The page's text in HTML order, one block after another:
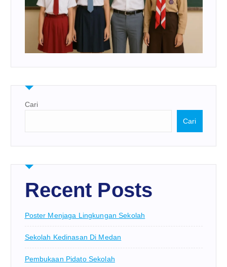
Cari
Cari
Recent Posts
Poster Menjaga Lingkungan Sekolah
Sekolah Kedinasan Di Medan
Pembukaan Pidato Sekolah